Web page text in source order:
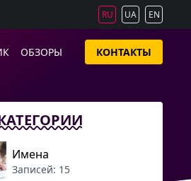
RU UA EN
ОБЗОРЫ КОНТАКТЫ
Имена
Записей: 15